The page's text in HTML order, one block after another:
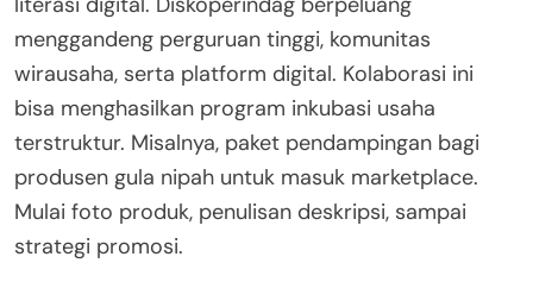
menggandeng perguruan tinggi, komunitas
wirausaha, serta platform digital. Kolaborasi ini
bisa menghasilkan program inkubasi usaha
terstruktur. Misalnya, paket pendampingan bagi
produsen gula nipah untuk masuk marketplace.
Mulai foto produk, penulisan deskripsi, sampai
strategi promosi.